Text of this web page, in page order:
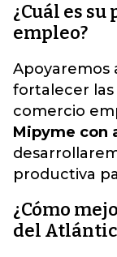
¿Cuál es
empleo?
Apoyaremos
fortalecer las
comercio
Mipyme con
productiva
¿Cómo
del